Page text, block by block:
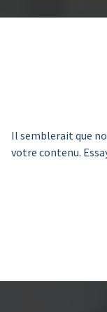
Il semblerait que
votre contenu.